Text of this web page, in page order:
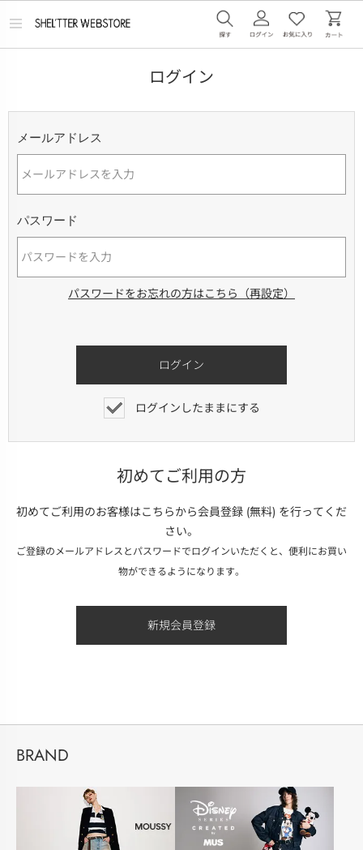
メ
ログイン
メールアドレス
パスワード
パスワードをお忘れの方はこちら（再設定）
ログインしたままにする
初めてご利用の方
初めてご利用のお客様はこちらから会員登録 (無料) を行ってくだ
さい。
ご登録のメールアドレスとパスワードでログインいただくと、便利にお買い
物ができるようになります。
BRAND